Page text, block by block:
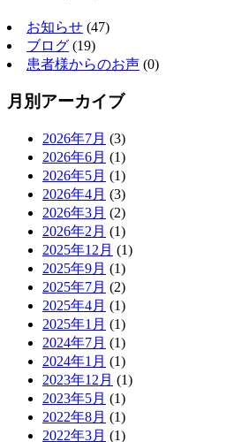
お知らせ (47)
ブログ (19)
患者様からのお声 (0)
月別アーカイブ
2026年7月 (3)
2026年6月 (1)
2026年5月 (1)
2026年4月 (3)
2026年3月 (2)
2026年2月 (1)
2025年12月 (1)
2025年9月 (1)
2025年7月 (2)
2025年4月 (1)
2025年1月 (1)
2024年7月 (1)
2024年1月 (1)
2023年12月 (1)
2023年5月 (1)
2022年8月 (1)
2022年3月 (1)